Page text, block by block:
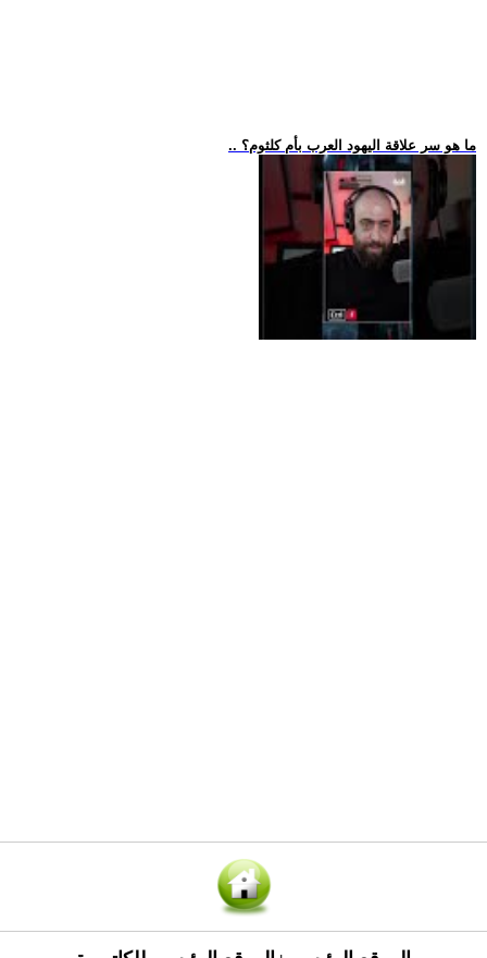
.. ما هو سر علاقة اليهود العرب بأم كلثوم؟